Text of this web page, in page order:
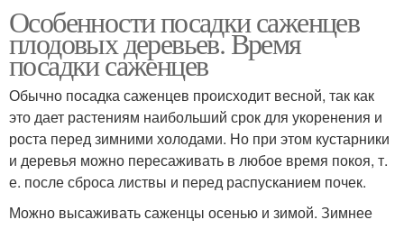
Особенности посадки саженцев
плодовых деревьев. Время
посадки саженцев
Обычно посадка саженцев происходит весной, так как
это дает растениям наибольший срок для укоренения и
роста перед зимними холодами. Но при этом кустарники
и деревья можно пересаживать в любое время покоя, т.
е. после сброса листвы и перед распусканием почек.
Можно высаживать саженцы осенью и зимой. Зимнее